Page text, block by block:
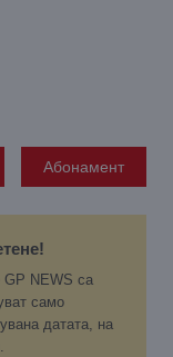
Абонамент
GP NEWS са
само
датата, на